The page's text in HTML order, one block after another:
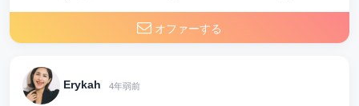
オファーする
Erykah 4年弱前